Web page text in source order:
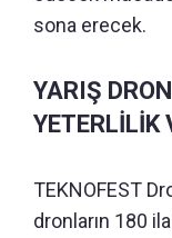
sona erecek.
YARIŞ
YETERLİLİK
TEKNOFEST
dronların 180